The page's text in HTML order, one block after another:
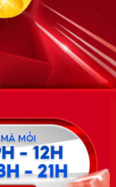
hoạt động dịch vụ
54/2019/SLĐTBXH-
lao động thương
xã hội cấp ngày 30
12 năm 2019.